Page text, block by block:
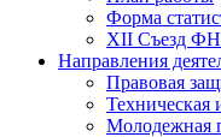
Форма
XII Съезд
Направления
Правовая
Техническая
Молодежная